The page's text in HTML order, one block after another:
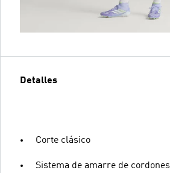
Detalles
Corte clásico
Sistema de amarre de cordones